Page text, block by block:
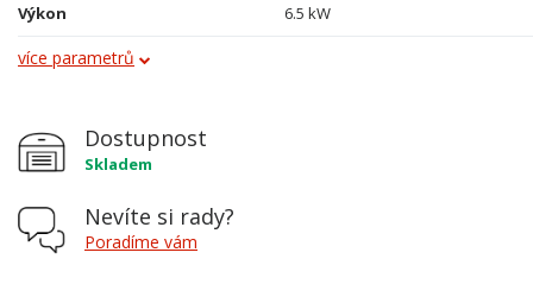
Výkon 6.5 kW
Obklad
Vývod kouřovodu
Varná plotna
více parametrů
Dostupnost
Skladem
Nevíte si rady?
Poradíme vám